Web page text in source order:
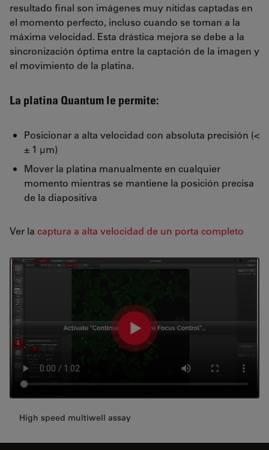
resultado final son imágenes muy nítidas captadas en
el momento perfecto, incluso cuando se toman a la
máxima velocidad. Esta drástica mejora se debe a la
sincronización óptima entre la captación de la imagen y
el movimiento de la platina.
La platina Quantum le permite:
Posicionar a alta velocidad con absoluta precisión (<
± 1 µm)
Mover la platina manualmente en cualquier
momento mientras se mantiene la posición precisa
de la diapositiva
Ver la captura a alta velocidad de un porta completo
High speed multiwell assay